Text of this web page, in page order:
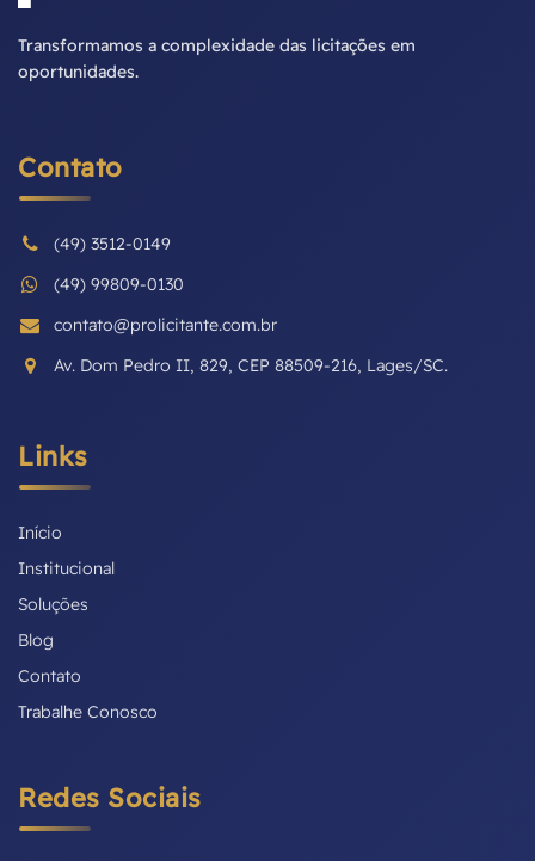
Transformamos a complexidade das licitações em
oportunidades.
Contato
(49) 3512-0149
(49) 99809-0130
contato@prolicitante.com.br
Av. Dom Pedro II, 829, CEP 88509-216, Lages/SC.
Links
Início
Institucional
Soluções
Blog
Contato
Trabalhe Conosco
Redes Sociais